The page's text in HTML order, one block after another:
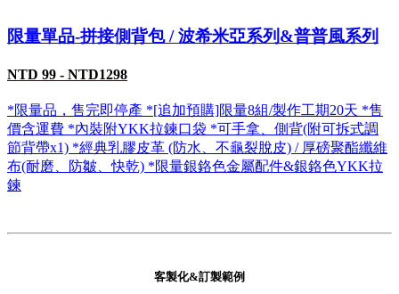
限量單品-拼接側背包 / 波希米亞系列&普普風系列
NTD 99 - NTD1298
*限量品，售完即停產 *[追加預購]限量8組/製作工期20天 *售
價含運費 *內裝附YKK拉鍊口袋 *可手拿、側背(附可拆式調
節背帶x1) *經典乳膠皮革 (防水、不龜裂脫皮) / 厚磅聚酯纖維
布(耐磨、防皺、快乾) *限量銀鉻色金屬配件&銀鉻色YKK拉
鍊
客製化&訂製範例